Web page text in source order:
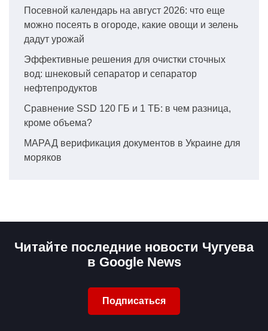
Посевной календарь на август 2026: что еще
можно посеять в огороде, какие овощи и зелень
дадут урожай
Эффективные решения для очистки сточных
вод: шнековый сепаратор и сепаратор
нефтепродуктов
Сравнение SSD 120 ГБ и 1 ТБ: в чем разница,
кроме объема?
МАРАД верификация документов в Украине для
моряков
Читайте последние новости Чугуева
в Google News
Подписаться